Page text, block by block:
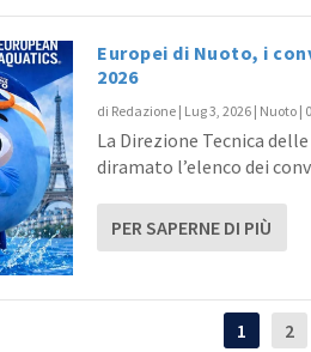
Europei di Nuoto, i
2026
di Redazione | Lug 3, 2026 | Nuoto | 0
La Direzione Tecnica
diramato l’elenco dei
PER SAPERNE DI PIÙ
1 2